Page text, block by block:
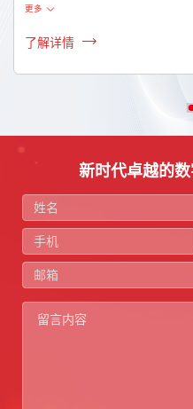
更多
了解详情
新时代卓越的